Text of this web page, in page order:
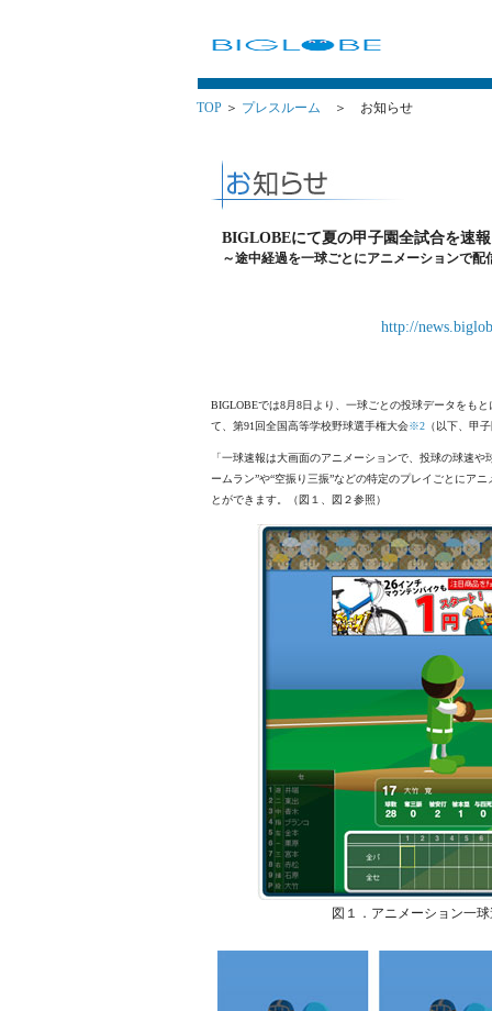
TOP ＞ プレスルーム ＞ お知らせ
BIGLOBEにて夏の甲子園全試合を速報
～途中経過を一球ごとにアニメーションで配
http://
BIGLOBEでは8月8日より、一球ごとの投球データをも
て、第91回全国高等学校野球選手権大会※2 （以下、甲
「一球速報は大画面のアニメーションで、投球の球速
ームラン”や“空振り三振”などの特定のプレイごとにア
とができます。（図１、図２参照）
図１．アニメーション一